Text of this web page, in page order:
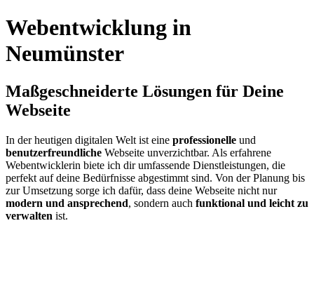
Webentwicklung in
Neumünster
Maßgeschneiderte Lösungen für Deine
Webseite
In der heutigen digitalen Welt ist eine professionelle und
benutzerfreundliche Webseite unverzichtbar. Als erfahrene
Webentwicklerin biete ich dir umfassende Dienstleistungen, die
perfekt auf deine Bedürfnisse abgestimmt sind. Von der Planung bis
zur Umsetzung sorge ich dafür, dass deine Webseite nicht nur
modern und ansprechend, sondern auch funktional und leicht zu
verwalten ist.